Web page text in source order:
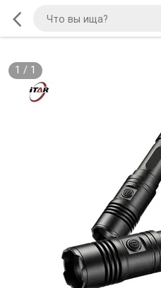
1 / 1